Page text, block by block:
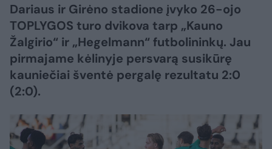
Dariaus ir Girėno stadione įvyko 26-ojo
TOPLYGOS turo dvikova tarp „Kauno
Žalgirio“ ir „Hegelmann“ futbolininkų. Jau
pirmajame kėlinyje persvarą susikūrę
kauniečiai šventė pergalę rezultatu 2:0
(2:0).